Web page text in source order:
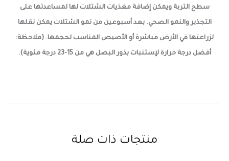
سطح التربة ويمكن إضافة مغذيات الشتلات لها لمساعدتها على
التجذير والنمو الصحي. بعد أسبوعين من نمو الشتلات يمكن نقلها
لزراعتها في الأرض مباشرة أو الأصيص المناسب لحجمها. (ملاحظة:
أفضل درجة حرارة لإستنبات بذور البصل هي من 15-23 درجة مئوية).
منتجات ذات صلة